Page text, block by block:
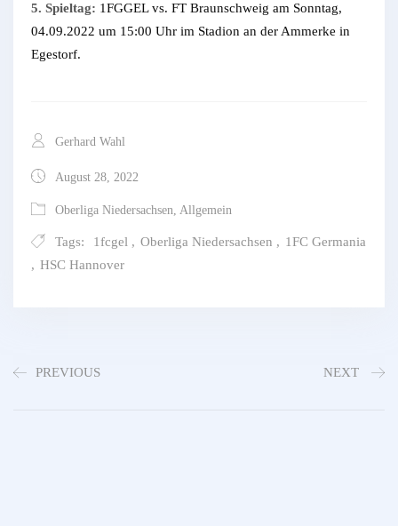
5. Spieltag: 1FGGEL vs. FT Braunschweig am Sonntag,
04.09.2022 um 15:00 Uhr im Stadion an der Ammerke in
Egestorf.
Gerhard Wahl
August 28, 2022
Oberliga Niedersachsen, Allgemein
Tags: 1fcgel , Oberliga Niedersachsen , 1FC Germania
, HSC Hannover
PREVIOUS NEXT